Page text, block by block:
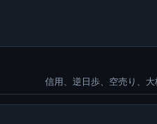
信用、逆日歩、空売り、